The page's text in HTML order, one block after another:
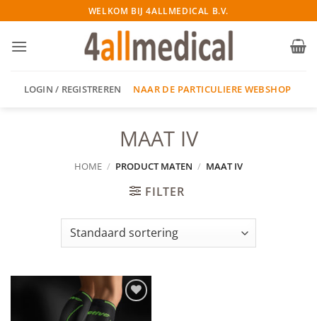
naar
inhoud
WELKOM BIJ 4ALLMEDICAL B.V.
LOGIN / REGISTREREN NAAR DE PARTICULIERE WEBSHOP
MAAT IV
HOME / PRODUCT MATEN / MAAT IV
FILTER